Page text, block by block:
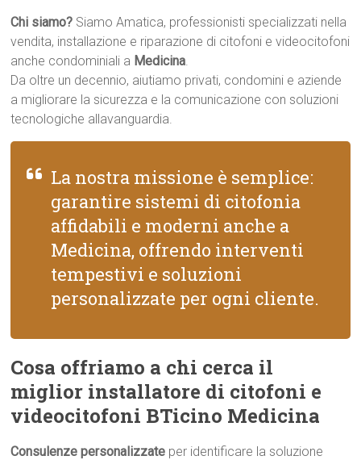
Chi siamo? Siamo Amatica, professionisti specializzati nella
vendita, installazione e riparazione di citofoni e videocitofoni
anche condominiali a Medicina.
Da oltre un decennio, aiutiamo privati, condomini e aziende
a migliorare la sicurezza e la comunicazione con soluzioni
tecnologiche allavanguardia.
La nostra missione è semplice:
garantire sistemi di citofonia
affidabili e moderni anche a
Medicina, offrendo interventi
tempestivi e soluzioni
personalizzate per ogni cliente.
Cosa offriamo a chi cerca il
miglior installatore di citofoni e
videocitofoni BTicino Medicina
Consulenze personalizzate per identificare la soluzione